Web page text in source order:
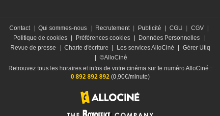
Contact Qui sommes-nous Recrutement Publicité CGU CGV
Politique de cookies
Préférences cookies Données Personnelles
Revue de presse
Charte d'écriture Les services AlloCiné
Gérer Utiq
©AlloCiné
Retrouvez tous les horaires et infos de votre cinéma sur le numéro AlloCiné :
0 892 892 892(0,90€/minute)